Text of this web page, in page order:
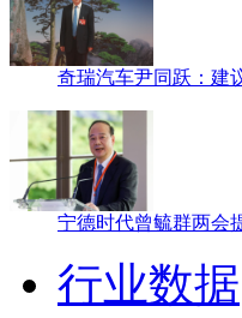
奇瑞汽车尹同跃：建
宁德时代曾毓群两会
行业数据